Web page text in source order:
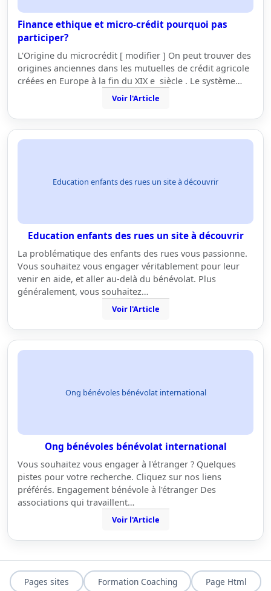
Finance ethique et micro-crédit pourquoi pas
participer?
L'Origine du microcrédit [ modifier ] On peut trouver des
origines anciennes dans les mutuelles de crédit agricole
créées en Europe à la fin du XIX e siècle . Le système…
Voir l'Article
Education enfants des rues un site à découvrir
Education enfants des rues un site à découvrir
La problématique des enfants des rues vous passionne.
Vous souhaitez vous engager véritablement pour leur
venir en aide, et aller au-delà du bénévolat. Plus
généralement, vous souhaitez…
Voir l'Article
Ong bénévoles bénévolat international
Ong bénévoles bénévolat international
Vous souhaitez vous engager à l'étranger ? Quelques
pistes pour votre recherche. Cliquez sur nos liens
préférés. Engagement bénévole à l'étranger Des
associations qui travaillent…
Voir l'Article
Pages sites Formation Coaching Page Html